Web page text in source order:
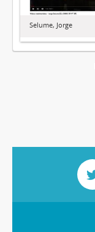
Selume, Jorge